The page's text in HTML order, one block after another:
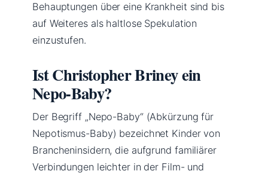
Behauptungen über eine Krankheit sind bis
auf Weiteres als haltlose Spekulation
einzustufen.
Ist Christopher Briney ein
Nepo-Baby?
Der Begriff „Nepo-Baby“ (Abkürzung für
Nepotismus-Baby) bezeichnet Kinder von
Brancheninsidern, die aufgrund familiärer
Verbindungen leichter in der Film- und